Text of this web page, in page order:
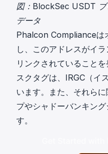
図：BlockSec USDT ブ
データ
Phalcon Complianceは
し、このアドレスがイ
リンクされていること
スクタグは、IRGC（イ
います。また、それら
プやシャドーバンキン
す。